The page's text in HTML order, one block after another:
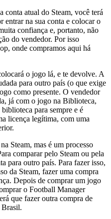
conta atual do Steam, você terá
entrar na sua conta e colocar o
confiança e, portanto, não
do vendedor. Por isso
onde compramos aqui há
o jogo lá, e te devolve. A
para outro país (o que exige
como presente. O vendedor
já com o jogo na Biblioteca,
para sempre e é
licença legítima, com uma
Steam, mas é um processo
comparar pelo Steam ou pela
para outro país. Para fazer isso,
da Steam, fazer uma compra
Depois de comprar um jogo
o Football Manager
que fazer outra compra de
Brasil.